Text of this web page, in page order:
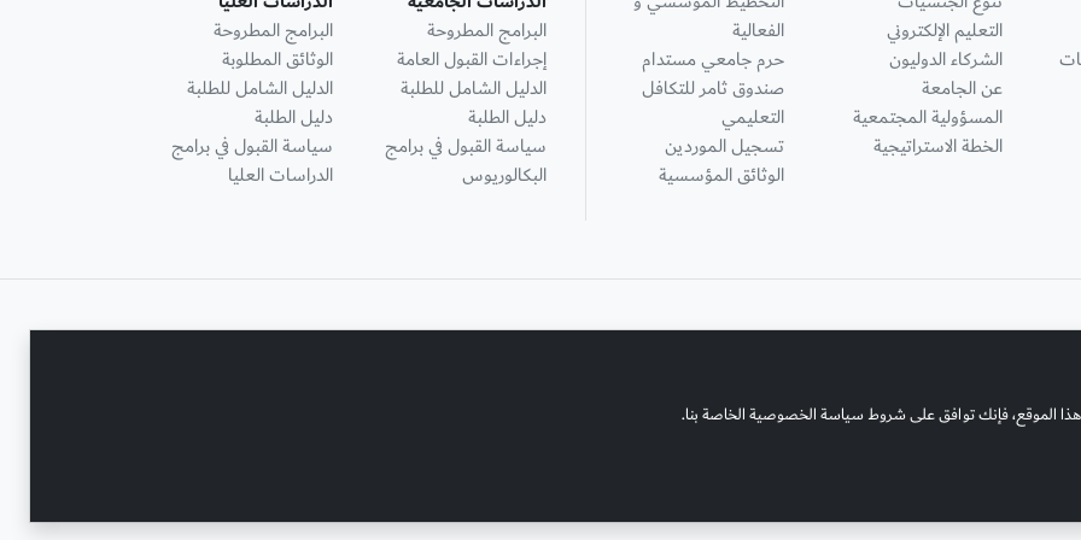
الموقع، فإنك توافق على شروط سياسة الخصوصية الخاصة بنا.
التعليم الإلكتروني
الشركاء الدوليون
عن الجامعة
المسؤولية المجتمعية
الخطة الاستراتيجية
الفعالية
حرم جامعي مستدام
صندوق ثامر للتكافل
التعليمي
تسجيل الموردين
الوثائق المؤسسية
البرامج المطروحة
إجراءات القبول العامة
الدليل الشامل للطلبة
دليل الطلبة
سياسة القبول في برامج
البكالوريوس
البرامج المطروحة
الوثائق المطلوبة
الدليل الشامل للطلبة
دليل الطلبة
سياسة القبول في برامج
الدراسات العليا